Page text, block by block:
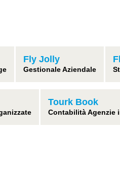
Fly Jolly
Gestionale Aziendale
Tourk Book
Contabilità Agenzie